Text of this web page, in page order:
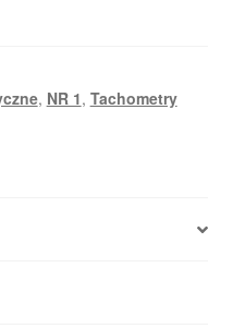
, NR 1, Tachometry